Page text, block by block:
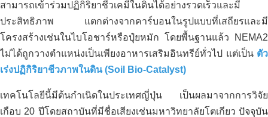
สามารถเข้าร่วมปฏิกิริยาชีวเคมีในดินได้อย่างรวดเร็วและมี
ประสิทธิภาพ แตกต่างจากคาร์บอนในรูปแบบที่เสถียรและมี
โครงสร้างเช่นในไบโอชาร์หรือปุ๋ยหมัก โดยพื้นฐานแล้ว NEMA2
ไม่ได้ถูกวางตำแหน่งเป็นเพียงอาหารเสริมอินทรีย์ทั่วไป แต่เป็น ตัว
เร่งปฏิกิริยาชีวภาพในดิน (Soil Bio-Catalyst)
เทคโนโลยีนี้มีต้นกำเนิดในประเทศญี่ปุ่น เป็นผลมาจากการวิจัย
เกือบ 20 ปีโดยสถาบันที่มีชื่อเสียงเช่นมหาวิทยาลัยโตเกียว ปัจจุบัน